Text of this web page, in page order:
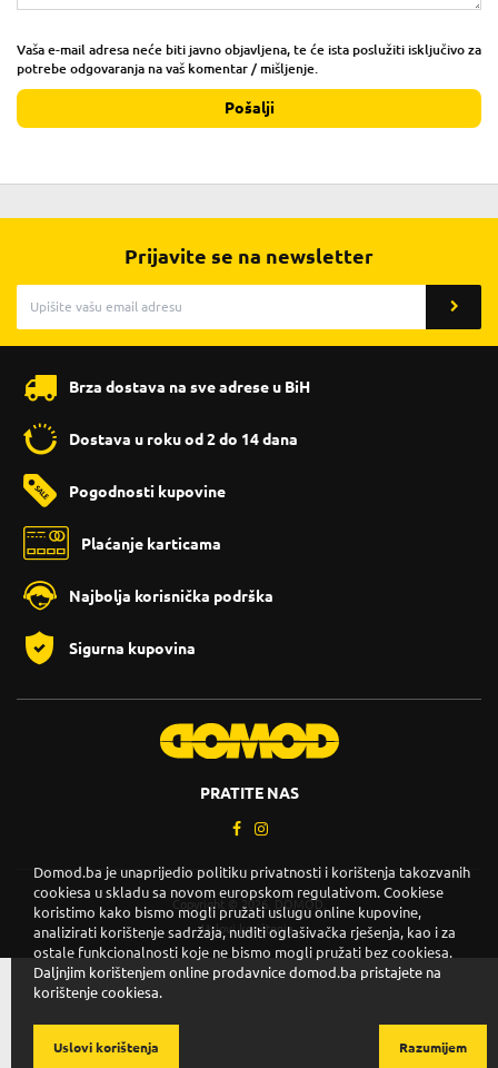
Vaša e-mail adresa neće biti javno objavljena, te će ista poslužiti isključivo za
potrebe odgovaranja na vaš komentar / mišljenje.
Pošalji
Prijavite se na newsletter
Brza dostava na sve adrese u BiH
Dostava u roku od 2 do 14 dana
Pogodnosti kupovine
Plaćanje karticama
Najbolja korisnička podrška
Sigurna kupovina
PRATITE NAS
Copyright © 2026. DOMOD.
Uslovi korištenja.
Domod.ba je unaprijedio politiku privatnosti i korištenja takozvanih
cookiesa u skladu sa novom europskom regulativom. Cookiese
koristimo kako bismo mogli pružati uslugu online kupovine,
analizirati korištenje sadržaja, nuditi oglašivačka rješenja, kao i za
ostale funkcionalnosti koje ne bismo mogli pružati bez cookiesa.
Daljnjim korištenjem online prodavnice domod.ba pristajete na
korištenje cookiesa.
Razumijem
Uslovi korištenja